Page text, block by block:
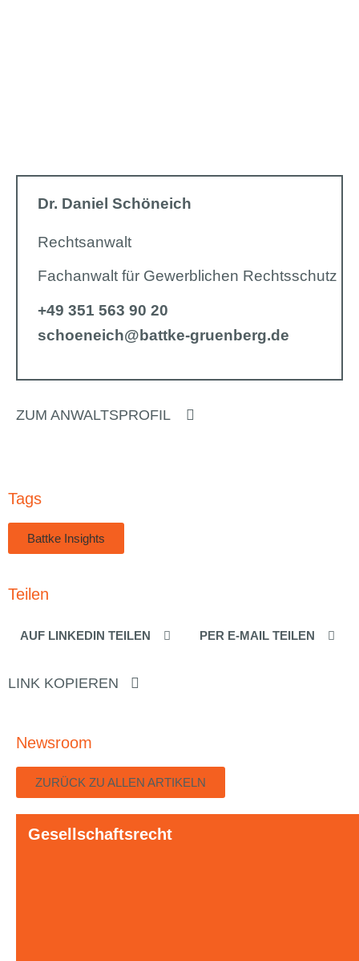
Dr. Daniel Schöneich
Rechtsanwalt
Fachanwalt für Gewerblichen Rechtsschutz
+49 351 563 90 20
schoeneich@battke-gruenberg.de
ZUM ANWALTSPROFIL
Tags
Battke Insights
Teilen
AUF LINKEDIN TEILEN PER E-MAIL TEILEN
LINK KOPIEREN
Newsroom
ZURÜCK ZU ALLEN ARTIKELN
Gesellschaftsrecht